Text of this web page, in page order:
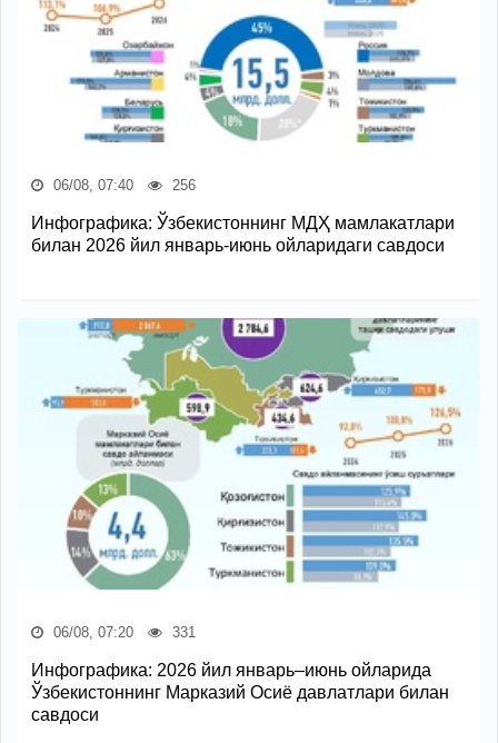
06/08, 07:40 256
Инфографика: Ўзбекистоннинг МДҲ мамлакатлари
билан 2026 йил январь-июнь ойларидаги савдоси
06/08, 07:20 331
Инфографика: 2026 йил январь–июнь ойларида
Ўзбекистоннинг Марказий Осиё давлатлари билан
савдоси